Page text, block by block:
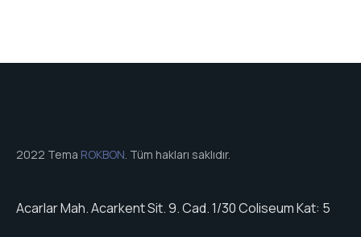
2022 Tema ROKBON. Tüm hakları saklıdır.
Acarlar Mah. Acarkent Sit. 9. Cad. 1/30 Coliseum Kat: 5